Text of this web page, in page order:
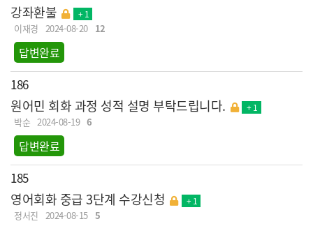
강좌환불 + 1
이재경 2024-08-20 12
답변완료
186
원어민 회화 과정 성적 설명 부탁드립니다. + 1
박순 2024-08-19 6
답변완료
185
영어회화 중급 3단계 수강신청 + 1
정서진 2024-08-15 5